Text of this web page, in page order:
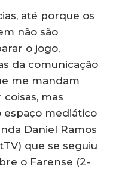
até porque os
não são
o jogo,
da comunicação
me mandam
mas
mediático
Daniel Ramos
que se seguiu
o Farense (2-